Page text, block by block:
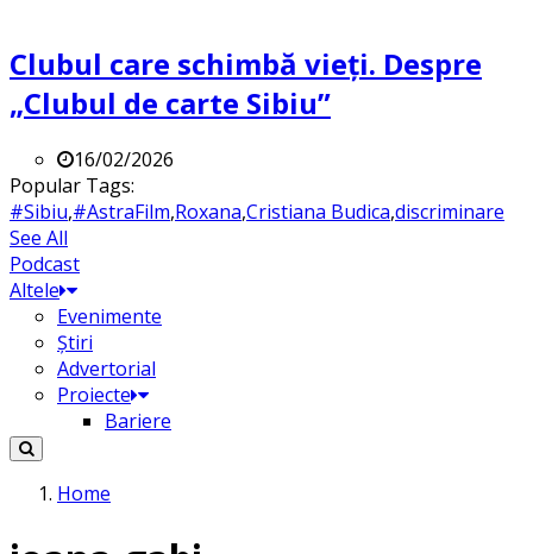
Clubul care schimbă vieți. Despre
„Clubul de carte Sibiu”
16/02/2026
Popular Tags:
#Sibiu,#AstraFilm,Roxana,Cristiana Budica,discriminare
See All
Podcast
Altele
Evenimente
Știri
Advertorial
Proiecte
Bariere
Home